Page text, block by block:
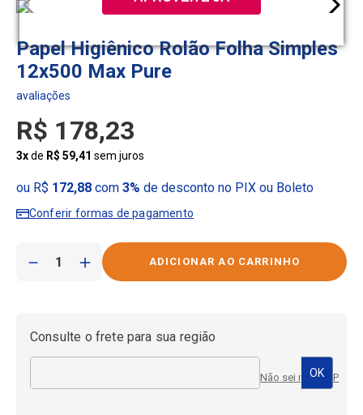
Papel Higiênico Rolão Folha Simples
12x500 Max Pure
R$ 178,23
3xde R$ 59,41 sem juros
ou R$ 172,88com 3% de desconto no PIX ou Boleto
Conferir formas de pagamento
＋
－
Consulte o frete para sua região
Não sei meu CEP